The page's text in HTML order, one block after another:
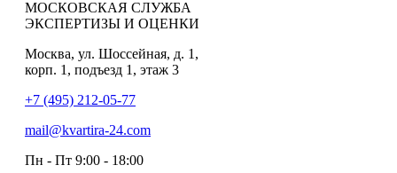
МОСКОВСКАЯ СЛУЖБА
ЭКСПЕРТИЗЫ И ОЦЕНКИ
Москва, ул. Шоссейная, д. 1,
корп. 1, подъезд 1, этаж 3
+7 (495) 212-05-77
mail@kvartira-24.com
Пн - Пт 9:00 - 18:00